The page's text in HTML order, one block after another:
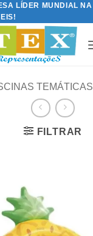
LÍDER MUNDIAL
FILTRAR